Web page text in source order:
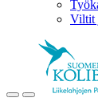
Viltit